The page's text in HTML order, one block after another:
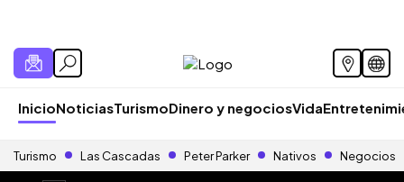
InicioNoticiasTurismoDinero y negociosVida
Turismo Las Cascadas Peter Parker Nativos Negocios